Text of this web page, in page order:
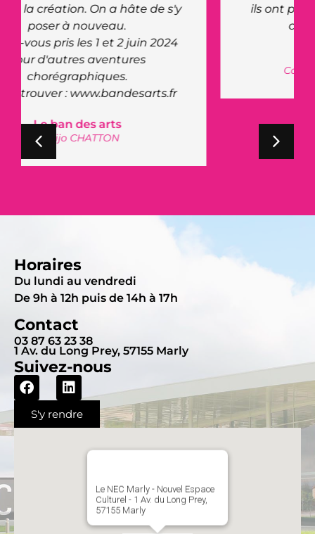
ils ont pris un réel plaisir à jouer sur
cette scène atypique.
Clara Morgane
Cabaret de Clara Morgane
Horaires
Du lundi au vendredi
De 9h à 12h puis de 14h à 17h
Contact
03 87 63 23 38
1 Av. du Long Prey, 57155 Marly
Suivez-nous
S'y rendre
Le NEC Marly - Nouvel Espace
Culturel - 1 Av. du Long Prey,
57155 Marly